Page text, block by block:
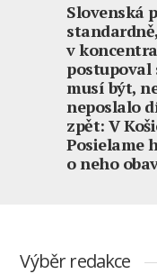
Slovenská
v
postupoval
musí být,
neposlalo
zpět: V
Posielame
o neho
Výběr redakce